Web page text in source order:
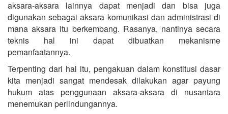
aksara-aksara lainnya dapat menjadi dan bisa juga
digunakan sebagai aksara komunikasi dan administrasi di
mana aksara itu berkembang. Rasanya, nantinya secara
teknis hal ini dapat dibuatkan mekanisme
pemanfaatannya.
Terpenting dari hal itu, pengakuan dalam konstitusi dasar
kita menjadi sangat mendesak dilakukan agar payung
hukum atas penggunaan aksara-aksara di nusantara
menemukan perlindungannya.